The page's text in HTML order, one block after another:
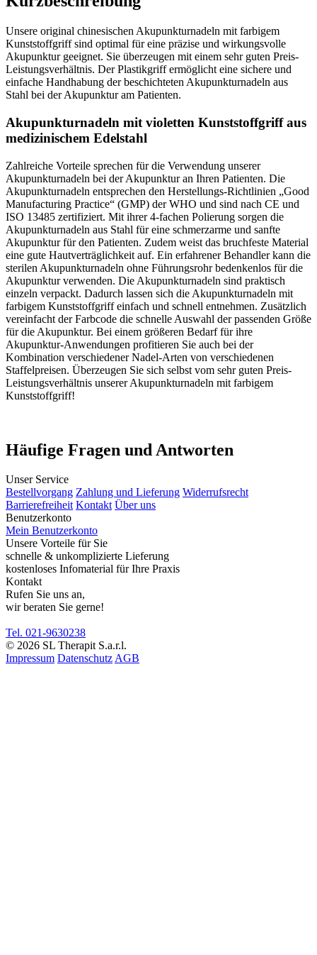
Unsere original chinesischen Akupunkturnadeln mit farbigem
Kunststoffgriff sind optimal für eine präzise und wirkungsvolle
Akupunktur geeignet. Sie überzeugen mit einem sehr guten Preis-
Leistungsverhältnis. Der Plastikgriff ermöglicht eine sichere und
einfache Handhabung der beschichteten Akupunkturnadeln aus
Stahl bei der Akupunktur am Patienten.
Akupunkturnadeln mit violetten Kunststoffgriff aus
medizinischem Edelstahl
Zahlreiche Vorteile sprechen für die Verwendung unserer
Akupunkturnadeln bei der Akupunktur an Ihren Patienten. Die
Akupunkturnadeln entsprechen den Herstellungs-Richtlinien „Good
Manufacturing Practice“ (GMP) der WHO und sind nach CE und
ISO 13485 zertifiziert. Mit ihrer 4-fachen Polierung sorgen die
Akupunkturnadeln aus Stahl für eine schmerzarme und sanfte
Akupunktur für den Patienten. Zudem weist das bruchfeste Material
eine gute Hautverträglichkeit auf. Ein erfahrener Behandler kann die
sterilen Akupunkturnadeln ohne Führungsrohr bedenkenlos für die
Akupunktur verwenden. Die Akupunkturnadeln sind praktisch
einzeln verpackt. Dadurch lassen sich die Akupunkturnadeln mit
farbigem Kunststoffgriff einfach und schnell entnehmen. Zusätzlich
vereinfacht der Farbcode die schnelle Auswahl der passenden Größe
für die Akupunktur. Bei einem größeren Bedarf für ihre
Akupunktur-Anwendungen profitieren Sie auch bei der
Kombination verschiedener Nadel-Arten von verschiedenen
Staffelpreisen. Überzeugen Sie sich selbst vom sehr guten Preis-
Leistungsverhältnis unserer Akupunkturnadeln mit farbigem
Kunststoffgriff!
Häufige Fragen und Antworten
Unser Service
Bestellvorgang Zahlung und Lieferung Widerrufsrecht
Barrierefreiheit Kontakt Über uns
Benutzerkonto
Mein Benutzerkonto
Unsere Vorteile für Sie
schnelle & unkomplizierte Lieferung
kostenloses Infomaterial für Ihre Praxis
Kontakt
Rufen Sie uns an,
wir beraten Sie gerne!
Tel. 021-9630238
© 2026 SL Therapit S.a.r.l.
Impressum DatenschutzAGB